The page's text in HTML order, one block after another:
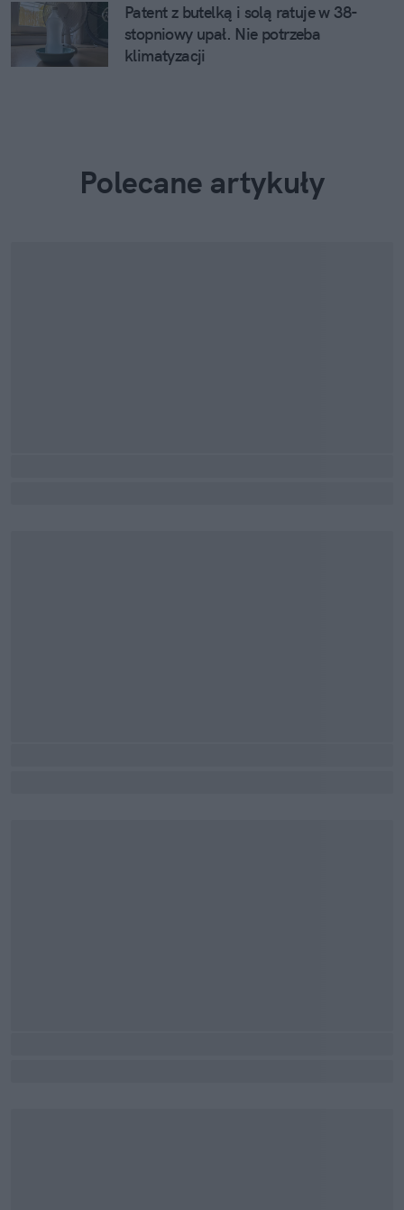
Patent z butelką i solą ratuje w 38-
stopniowy upał. Nie potrzeba
klimatyzacji
Polecane artykuły